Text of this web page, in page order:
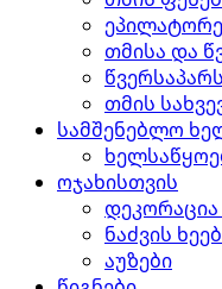
თმისა და
თმის
სამშენებლო
ოჯახისთვის
დეკორაცია
ნაძვის
აუზები